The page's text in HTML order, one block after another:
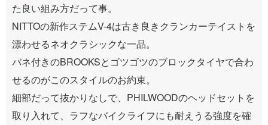
た良い組み方だって事。
NITTOの新作ステムV-4は古き良きクランカーテイストを
漂わせるネオクラシックな一品。
バネ付きのBROOKSとゴツゴツのブロックタイヤで合わ
せるのがこのスタイルのお約束。
細部だって抜かりなしで、PHILWOODのヘッドセットを
取り入れて、ラフなバイクライフにも耐えうる強度を確